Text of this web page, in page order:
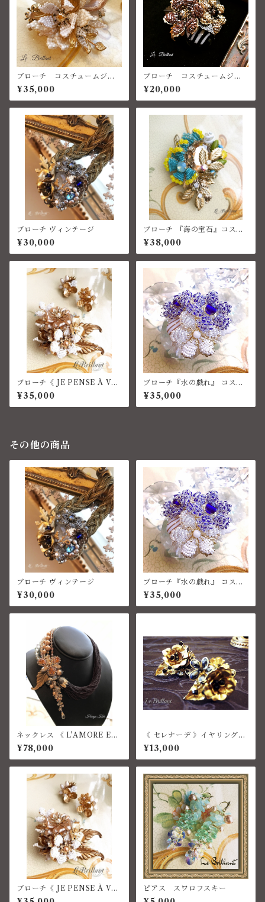
ブローチ コスチュームジュ
エリー ベネチアン
¥35,000
ブローチ コスチュームジュ
エリー ベネチアン
¥20,000
ブローチ ヴィンテージ
¥30,000
ブローチ 『海の宝石』コスチ
ュームジュエリー
¥38,000
ブローチ《 JE PENSE À VO
US 》コスチュームジュエリー
¥35,000
ブローチ『水の戯れ』 コスチ
ュームジュエリー
¥35,000
その他の商品
ブローチ ヴィンテージ
¥30,000
ブローチ『水の戯れ』 コスチ
ュームジュエリー
¥35,000
ネックレス 《 L'AMORE ET
ERNO 》コスチュームジュエ
リー
¥78,000
《 セレナーデ 》イヤリング
コスチュームジュエリー
¥13,000
ブローチ《 JE PENSE À VO
US 》コスチュームジュエリー
ピアス スワロフスキー